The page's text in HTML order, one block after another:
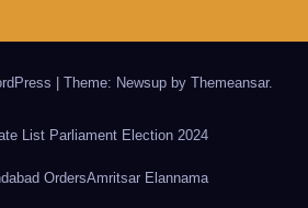
Theme: Newsup by Themeansar.
List Parliament Election 2024
OrdersAmritsar Elannama